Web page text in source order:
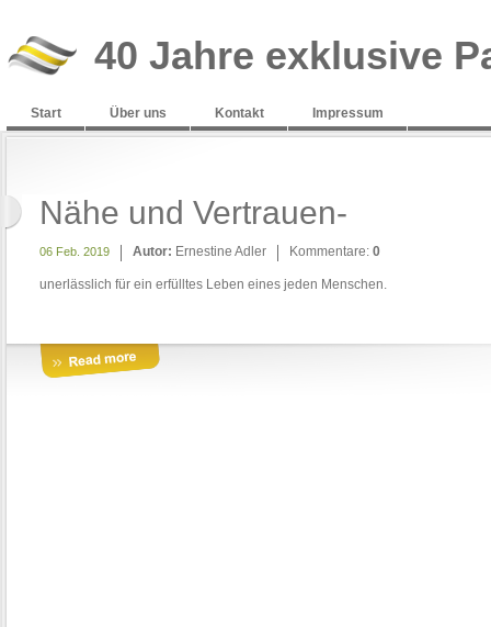
40 Jahre exklusive
Start Über uns Kontakt Impressum
Nähe und Vertrauen-
06 Feb. 2019 Autor: Ernestine Adler Kommentare: 0
unerlässlich für ein erfülltes Leben eines jeden Menschen.